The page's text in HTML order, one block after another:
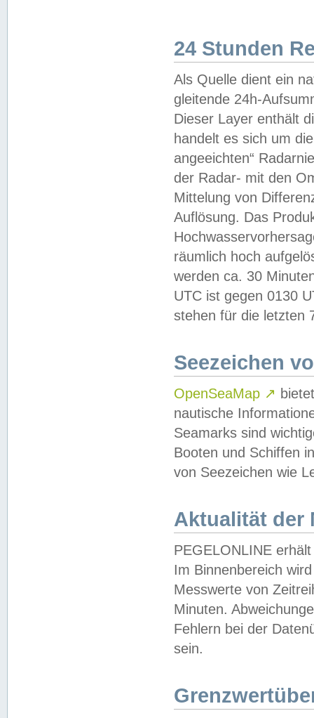
24 Stunden
Als Quelle dient ein
gleitende 24h-
Dieser Layer enthält
handelt es sich um
angeeichten“
der Radar- mit den
Mittelung von
Auflösung. Das
räumlich hoch
werden ca. 30
UTC ist gegen 0130
stehen für die letzten
Seezeichen
OpenSeaMap ↗
nautische
Seamarks sind
Booten und Schiffen
von Seezeichen wie
Aktualität der
PEGELONLINE
Im Binnenbereich
Messwerte von
Minuten.
Fehlern bei der
sein.